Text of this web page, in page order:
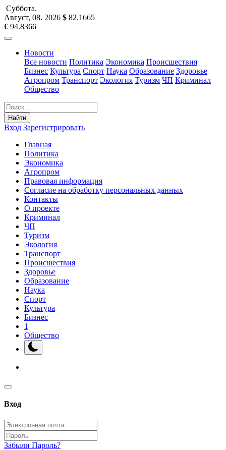
Суббота.
Август, 08. 2026 $ 82.1665
€ 94.8366
Новости
Все новости Политика Экономика Происшествия
Бизнес Культура Спорт Наука Образование Здоровье
Агропром Транспорт Экология Туризм ЧП Криминал
Общество
Найти
Вход Зарегистрировать
Главная
Политика
Экономика
Агропром
Правовая информация
Согласие на обработку персональных данных
Контакты
О проекте
Криминал
ЧП
Туризм
Экология
Транспорт
Происшествия
Здоровье
Образование
Наука
Спорт
Культура
Бизнес
1
Общество
Вход
Забыли Пароль?